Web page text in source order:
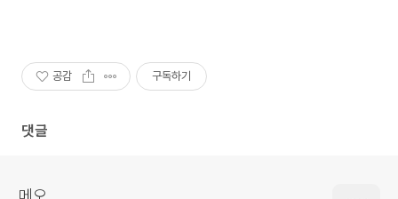
공감 구독하기
댓글